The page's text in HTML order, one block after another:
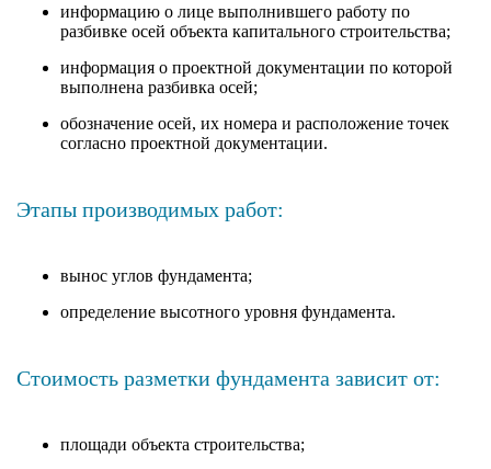
информацию о лице выполнившего работу по
разбивке осей объекта капитального строительства;
информация о проектной документации по которой
выполнена разбивка осей;
обозначение осей, их номера и расположение точек
согласно проектной документации.
Этапы производимых работ:
вынос углов фундамента;
определение высотного уровня фундамента.
Стоимость разметки фундамента зависит от:
площади объекта строительства;